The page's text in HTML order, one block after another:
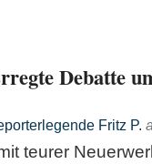
Debatte
Fritz P.
teurer